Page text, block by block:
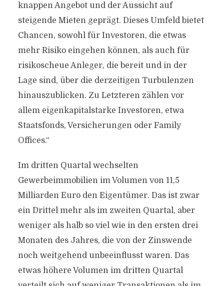
knappen Angebot und der Aussicht auf
steigende Mieten geprägt. Dieses Umfeld bietet
Chancen, sowohl für Investoren, die etwas
mehr Risiko eingehen können, als auch für
risikoscheue Anleger, die bereit und in der
Lage sind, über die derzeitigen Turbulenzen
hinauszublicken. Zu Letzteren zählen vor
allem eigenkapitalstarke Investoren, etwa
Staatsfonds, Versicherungen oder Family
Offices.“
Im dritten Quartal wechselten
Gewerbeimmobilien im Volumen von 11,5
Milliarden Euro den Eigentümer. Das ist zwar
ein Drittel mehr als im zweiten Quartal, aber
weniger als halb so viel wie in den ersten drei
Monaten des Jahres, die von der Zinswende
noch weitgehend unbeeinflusst waren. Das
etwas höhere Volumen im dritten Quartal